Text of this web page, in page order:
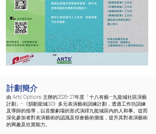
計劃簡介
由 Arts’ Options 主辦的2026-27年度「十八有藝—九龍城社區演藝
計劃」-《韻動龍城3.0》多元表演藝術訓練計劃，透過工作坊訓練
及導師的指導，以音樂劇場的形式演繹九龍城區內的人和事。從而
深化參加者對表演藝術的認識及領會藝術價值，提升其對表演藝術
的興趣及欣賞能力。